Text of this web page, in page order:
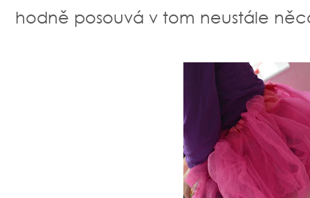
hodně posouvá v tom neustále